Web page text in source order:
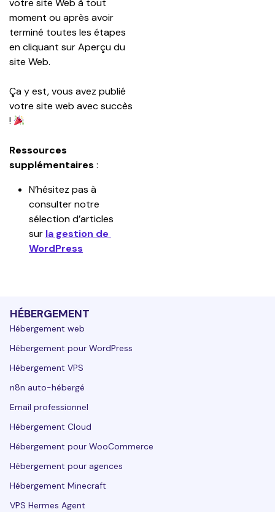
votre site Web à tout
moment ou après avoir
terminé toutes les étapes
en cliquant sur Aperçu du
site Web.
Ça y est, vous avez publié
votre site web avec succès
!
Ressources
supplémentaires :
N’hésitez pas à
consulter notre
sélection d’articles
sur la gestion de
WordPress
HÉBERGEMENT
Hébergement web
Hébergement pour WordPress
Hébergement VPS
n8n auto-hébergé
Email professionnel
Hébergement Cloud
Hébergement pour WooCommerce
Hébergement pour agences
Hébergement Minecraft
VPS Hermes Agent